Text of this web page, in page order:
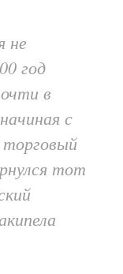
не
год
в
с
торговый
тот